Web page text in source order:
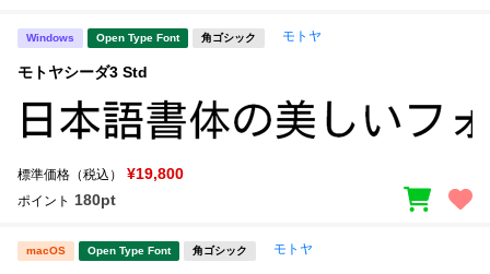
Windows Open Type Font 角ゴシック モトヤ
モトヤシーダ3 Std
標準価格（税込） ¥19,800
ポイント 180pt
macOS Open Type Font 角ゴシック モトヤ